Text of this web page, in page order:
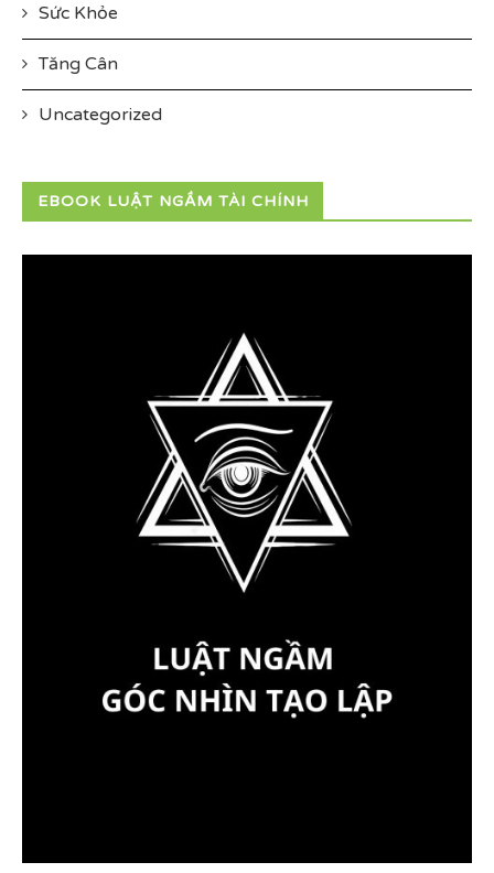
Sức Khỏe
Tăng Cân
Uncategorized
EBOOK LUẬT NGẦM TÀI CHÍNH